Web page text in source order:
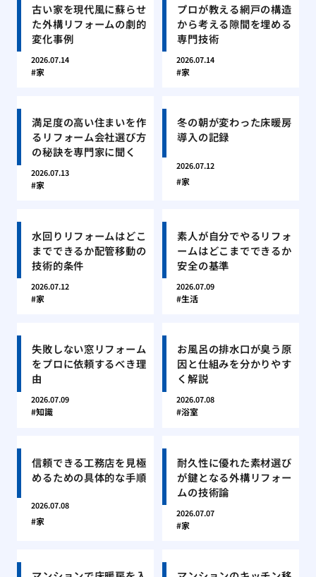
古い家を現代風に蘇らせ
た外構リフォームの劇的
変化事例
2026.07.14
家
プロが教える網戸の構造
から考える隙間を埋める
専門技術
2026.07.14
家
満足度の高い住まいを作
るリフォーム会社選び方
の秘訣を専門家に聞く
2026.07.13
家
冬の朝が変わった床暖房
導入の記録
2026.07.12
家
水回りリフォームはどこ
までできるか配管移動の
技術的条件
2026.07.12
家
素人が自分でやるリフォ
ームはどこまでできるか
安全の基準
2026.07.09
生活
失敗しない窓リフォーム
をプロに依頼するべき理
由
2026.07.09
知識
お風呂の排水口が臭う原
因と仕組みを分かりやす
く解説
2026.07.08
浴室
信頼できる工務店を見極
めるための具体的な手順
2026.07.08
家
耐久性に優れた素材選び
が鍵となる外構リフォー
ムの技術論
2026.07.07
家